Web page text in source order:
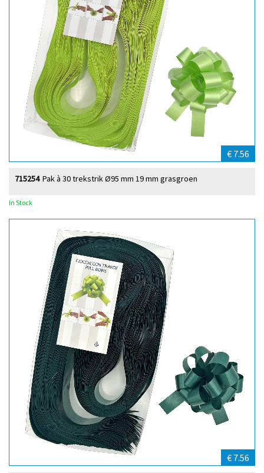
€ 7.56
Pak à 30 trekstrik Ø95 mm 19 mm grasgroen
715254
In Stock
€ 7.56